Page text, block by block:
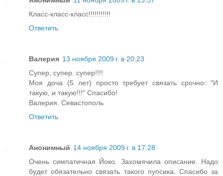
Класс-класс-класс!!!!!!!!!!!
Ответить
Валерия 13 ноября 2009 г. в 20:23
Супер, супер. супер!!!!
Моя доча (5 лет) просто требует связать срочно: "И
такую, и такую!!!" Спасибо!
Валерия. Севастополь
Ответить
Анонимный 14 ноября 2009 г. в 17:28
Очень симпатичная Йоко. Захомячила описание. Надо
будет обязательно связать такого пупсика. Спасибо за